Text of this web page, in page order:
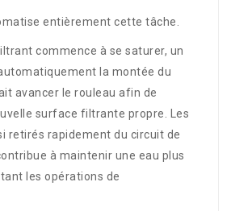
entièrement cette tâche.
commence à se saturer, un
la montée du
avancer le rouleau afin de
surface filtrante propre. Les
retirés rapidement du circuit de
à maintenir une eau plus
les opérations de